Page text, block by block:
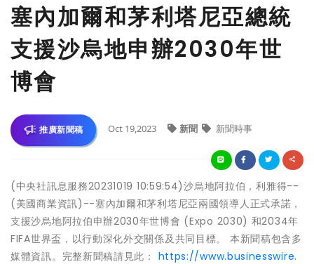
塞內加爾和茅利塔尼亞總統
支援沙烏地申辦2030年世
博會
推廣新聞稿 Oct 19,2023 新聞 新聞時事
(中央社訊息服務20231019 10:59:54)沙烏地阿拉伯，利雅得--
(美國商業資訊)--塞內加爾和茅利塔尼亞兩國領導人正式承諾，
支援沙烏地阿拉伯申辦2030年世博會 (Expo 2030) 和2034年
FIFA世界盃，以行動深化外交關係及共同目標。 本新聞稿包含多
媒體資訊。完整新聞稿請見此： https://www.businesswire.